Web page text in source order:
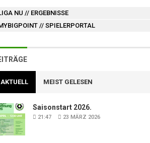
NU // ERGEBNISSE
// SPIELERPORTAL
AKTUELL MEIST GELESEN
Saisonstart 2026.
21:47 23 MÄRZ 2026